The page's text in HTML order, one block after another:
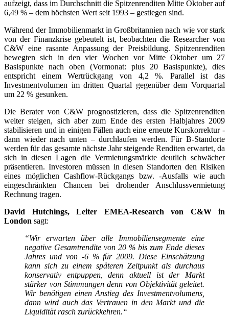
aufzeigt, dass im Durchschnitt die Spitzenrenditen Mitte Oktober auf
6,49 % – dem höchsten Wert seit 1993 – gestiegen sind.
Während der Immobilienmarkt in Großbritannien nach wie vor stark
von der Finanzkrise gebeutelt ist, beobachten die Researcher von
C&W eine rasante Anpassung der Preisbildung. Spitzenrenditen
bewegten sich in den vier Wochen vor Mitte Oktober um 27
Basispunkte nach oben (Vormonat: plus 20 Basispunkte), dies
entspricht einem Wertrückgang von 4,2 %. Parallel ist das
Investmentvolumen im dritten Quartal gegenüber dem Vorquartal
um 22 % gesunken.
Die Berater von C&W prognostizieren, dass die Spitzenrenditen
weiter steigen, sich aber zum Ende des ersten Halbjahres 2009
stabilisieren und in einigen Fällen auch eine erneute Kurskorrektur -
dann wieder nach unten – durchlaufen werden. Für B-Standorte
werden für das gesamte nächste Jahr steigende Renditen erwartet, da
sich in diesen Lagen die Vermietungsmärkte deutlich schwächer
präsentieren. Investoren müssen in diesen Standorten den Risiken
eines möglichen Cashflow-Rückgangs bzw. -Ausfalls wie auch
eingeschränkten Chancen bei drohender Anschlussvermietung
Rechnung tragen.
David Hutchings, Leiter EMEA-Research von C&W in
London sagt:
“Wir erwarten über alle Immobiliensegmente eine
negative Gesamtrendite von 20 % bis zum Ende dieses
Jahres und von -6 % für 2009. Diese Einschätzung
kann sich zu einem späteren Zeitpunkt als durchaus
konservativ entpuppen, denn aktuell ist der Markt
stärker von Stimmungen denn von Objektivität geleitet.
Wir benötigen einen Anstieg des Investmentvolumens,
dann wird auch das Vertrauen in den Markt und die
Liquidität rasch zurückkehren.“